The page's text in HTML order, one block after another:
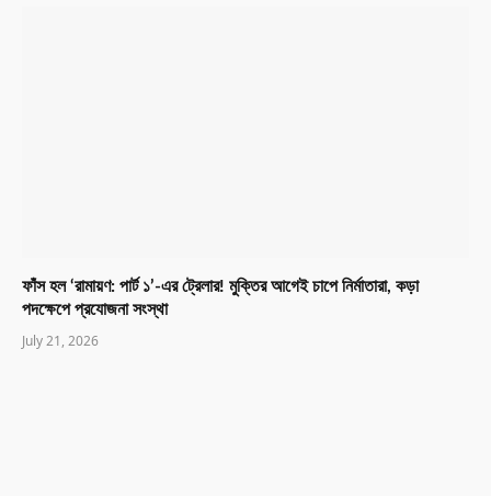
ফাঁস হল ‘রামায়ণ: পার্ট ১’-এর ট্রেলার! মুক্তির আগেই চাপে নির্মাতারা, কড়া
পদক্ষেপে প্রযোজনা সংস্থা
July 21, 2026